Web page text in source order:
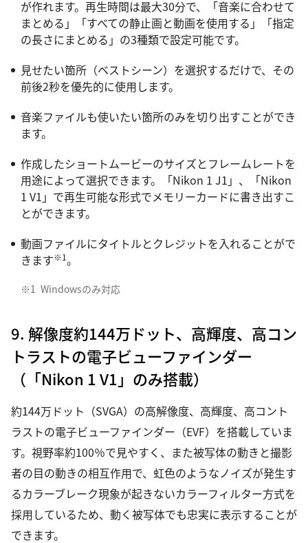
が作れます。再生時間は最大30分で、「音楽に合わせて
まとめる」「すべての静止画と動画を使用する」「指定
の長さにまとめる」の3種類で設定可能です。
見せたい箇所（ベストシーン）を選択するだけで、その
前後2秒を優先的に使用します。
音楽ファイルも使いたい箇所のみを切り出すことができ
ます。
作成したショートムービーのサイズとフレームレートを
用途によって選択できます。「Nikon 1 J1」、「Nikon
1 V1」で再生可能な形式でメモリーカードに書き出すこ
とができます。
動画ファイルにタイトルとクレジットを入れることがで
きます※1。
※1 Windowsのみ対応
9. 解像度約144万ドット、高輝度、高コン
トラストの電子ビューファインダー
（「Nikon 1 V1」のみ搭載）
約144万ドット（SVGA）の高解像度、高輝度、高コント
ラストの電子ビューファインダー（EVF）を搭載していま
す。視野率約100％で見やすく、また被写体の動きと撮影
者の目の動きの相互作用で、虹色のようなノイズが発生す
るカラーブレーク現象が起きないカラーフィルター方式を
採用しているため、動く被写体でも忠実に表示することが
できます。